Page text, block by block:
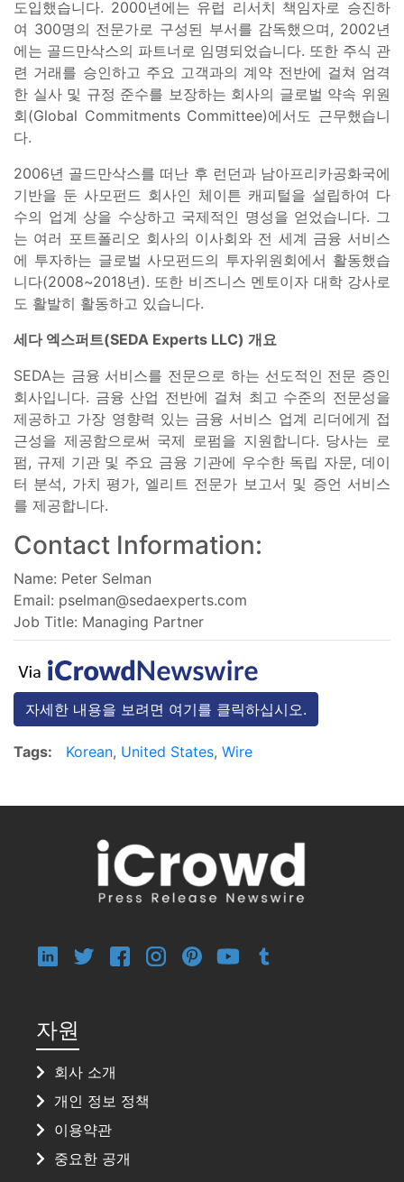
도입했습니다. 2000년에는 유럽 리서치 책임자로 승진하
여 300명의 전문가로 구성된 부서를 감독했으며, 2002년
에는 골드만삭스의 파트너로 임명되었습니다. 또한 주식 관
련 거래를 승인하고 주요 고객과의 계약 전반에 걸쳐 엄격
한 실사 및 규정 준수를 보장하는 회사의 글로벌 약속 위원
회(Global Commitments Committee)에서도 근무했습니
다.
2006년 골드만삭스를 떠난 후 런던과 남아프리카공화국에
기반을 둔 사모펀드 회사인 체이튼 캐피털을 설립하여 다
수의 업계 상을 수상하고 국제적인 명성을 얻었습니다. 그
는 여러 포트폴리오 회사의 이사회와 전 세계 금융 서비스
에 투자하는 글로벌 사모펀드의 투자위원회에서 활동했습
니다(2008~2018년). 또한 비즈니스 멘토이자 대학 강사로
도 활발히 활동하고 있습니다.
세다 엑스퍼트(SEDA Experts LLC) 개요
SEDA는 금융 서비스를 전문으로 하는 선도적인 전문 증인
회사입니다. 금융 산업 전반에 걸쳐 최고 수준의 전문성을
제공하고 가장 영향력 있는 금융 서비스 업계 리더에게 접
근성을 제공함으로써 국제 로펌을 지원합니다. 당사는 로
펌, 규제 기관 및 주요 금융 기관에 우수한 독립 자문, 데이
터 분석, 가치 평가, 엘리트 전문가 보고서 및 증언 서비스
를 제공합니다.
Contact Information:
Name: Peter Selman
Email: pselman@sedaexperts.com
Job Title: Managing Partner
자세한 내용을 보려면 여기를 클릭하십시오.
Tags: Korean, United States, Wire
자원
회사 소개
개인 정보 정책
이용약관
중요한 공개